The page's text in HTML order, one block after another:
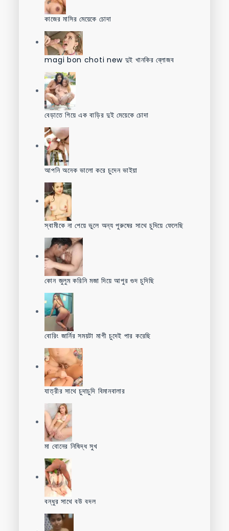
কাজের মাসির মেয়েকে চোদা
magi bon choti new দুই খানকির ব্লোজব
বেড়াতে গিয়ে এক বাড়ির দুই মেয়েকে চোদা
আপনি অনেক ভালো করে চুদেন ভাইয়া
স্বামীকে না পেয়ে ভুলে অন্য পুরুষের সাথে চুদিয়ে ফেলেছি
কোন জুলুম করিনি মজা দিয়ে আপুর গুদ চুদিছি
বোরিং জার্নির সময়টা মাগী চুদেই পার করেছি
যাত্রীর সাথে চুদাচুদি বিমানবালার
মা বোনের নিষিদ্ধ সুখ
বন্ধুর সাথে বউ বদল